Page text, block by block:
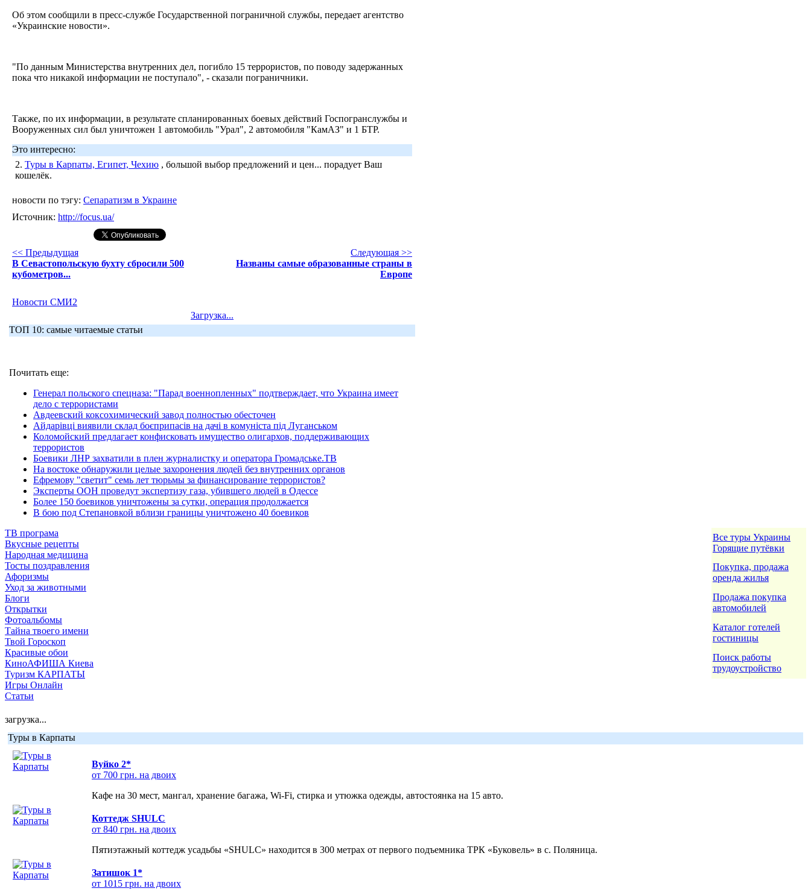
Об этом сообщили в пресс-службе Государственной пограничной службы, передает агентство
«Украинские новости».
"По данным Министерства внутренних дел, погибло 15 террористов, по поводу задержанных
пока что никакой информации не поступало", - сказали пограничники.
Также, по их информации, в результате спланированных боевых действий Госпогранслужбы и
Вооруженных сил был уничтожен 1 автомобиль "Урал", 2 автомобиля "КамАЗ" и 1 БТР.
Это интересно:
2. Туры в Карпаты, Египет, Чехию , большой выбор предложений и цен... порадует Ваш
кошелёк.
новости по тэгу: Сепаратизм в Украине
Источник: http://focus.ua/
<< Предыдущая
В Севастопольскую бухту сбросили 500
кубометров...
Следующая >>
Названы самые образованные страны в
Европе
Новости СМИ2
Загрузка...
ТОП 10: самые читаемые статьи
Почитать еще:
Генерал польского спецназа: "Парад военнопленных" подтверждает, что Украина имеет
дело с террористами
Авдеевский коксохимический завод полностью обесточен
Айдарівці виявили склад боєприпасів на дачі в комуніста під Луганськом
Коломойский предлагает конфисковать имущество олигархов, поддерживающих
террористов
Боевики ЛНР захватили в плен журналистку и оператора Громадське.ТВ
На востоке обнаружили целые захоронения людей без внутренних органов
Ефремову "светит" семь лет тюрьмы за финансирование террористов?
Эксперты ООН проведут экспертизу газа, убившего людей в Одессе
Более 150 боевиков уничтожены за сутки, операция продолжается
В бою под Степановкой вблизи границы уничтожено 40 боевиков
ТВ програма
Вкусные рецепты
Народная медицина
Тосты поздравления
Афоризмы
Уход за животными
Блоги
Открытки
Фотоальбомы
Тайна твоего имени
Твой Гороскоп
Красивые обои
КиноАФИША Киева
Туризм КАРПАТЫ
Игры Онлайн
Статьи
Все туры Украины
Горящие путёвки
Покупка, продажа
оренда жилья
Продажа покупка
автомобилей
Каталог готелей
гостиницы
Поиск работы
трудоустройство
загрузка...
Туры в Карпаты
Вуйко 2*
от 700 грн. на двоих
Кафе на 30 мест, мангал, хранение багажа, Wi-Fi, стирка и утюжка одежды, автостоянка на 15 авто.
Коттедж SHULC
от 840 грн. на двоих
Пятиэтажный коттедж усадьбы «SHULC» находится в 300 метрах от первого подъемника ТРК «Буковель» в с. Поляница.
Затишок 1*
от 1015 грн. на двоих